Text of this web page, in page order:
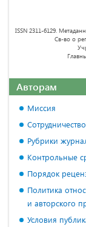
ISSN 2311-6129.
Св-во о
Авторам
Миссия
Сотрудничество
Рубрики
Контрольные
Порядок
Политика
и авторского
Условия